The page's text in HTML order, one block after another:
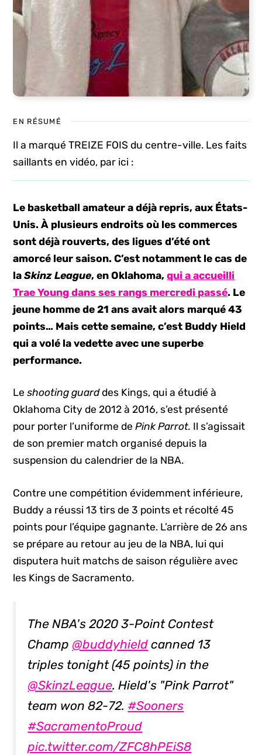
EN RÉSUMÉ
Il a marqué TREIZE FOIS du centre-ville. Les faits
saillants en vidéo, par ici :
Le basketball amateur a déjà repris, aux États-
Unis. À plusieurs endroits où les commerces
sont déjà rouverts, des ligues d’été ont
amorcé leur saison. C’est notamment le cas de
laSkinz League, en Oklahoma,qui a accueilli
Trae Young dans ses rangs mercredi passé. Le
jeune homme de 21 ans avait alors marqué 43
points… Mais cette semaine, c’est Buddy Hield
qui a volé la vedette avec une superbe
performance.
Leshooting guarddes Kings, qui a étudié à
Oklahoma City de 2012 à 2016, s’est présenté
pour porter l’uniforme dePink Parrot. Il s’agissait
de son premier match organisé depuis la
suspension du calendrier de la NBA.
Contre une compétition évidemment inférieure,
Buddy a réussi 13 tirs de 3 points et récolté 45
points pour l’équipe gagnante. L’arrière de 26 ans
se prépare au retour au jeu de la NBA, lui qui
disputera huit matchs de saison régulière avec
les Kings de Sacramento.
The NBA's 2020 3-Point Contest
Champ @buddyhield canned 13
triples tonight (45 points) in the
@SkinzLeague. Hield's "Pink Parrot"
team won 82-72. #Sooners
#SacramentoProud
pic.twitter.com/ZFC8hPEiS8